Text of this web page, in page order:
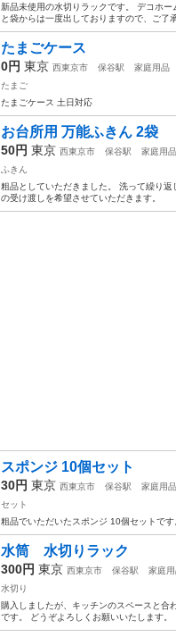
新品未使用の水切りラックです。 デコホ
と袋からは一度出しておりますので、ご了
たまごケース
0円 東京 西東京市 保谷駅
家庭用品
たまご
たまごケース 土日対応
お台所用 万能ふきん 2袋
50円 東京 西東京市 保谷駅
家庭用品
ふきん
粗品としていただきました。 洗って繰り
の受け渡しを希望させていただきます。
スポンジ 10個セット
30円 東京 西東京市 保谷駅
家庭用品
セット
粗品でいただいたスポンジ 10個セットで
水筒 水切りラック
300円 東京 西東京市 保谷駅
家庭
水切り
購入しましたが、キッチンのスペースと合
です。 どうぞよろしくお願いいたします。